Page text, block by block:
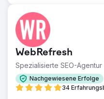
WebRefresh
Spezialisierte SEO-
Nachgewiesene Erfolge
34